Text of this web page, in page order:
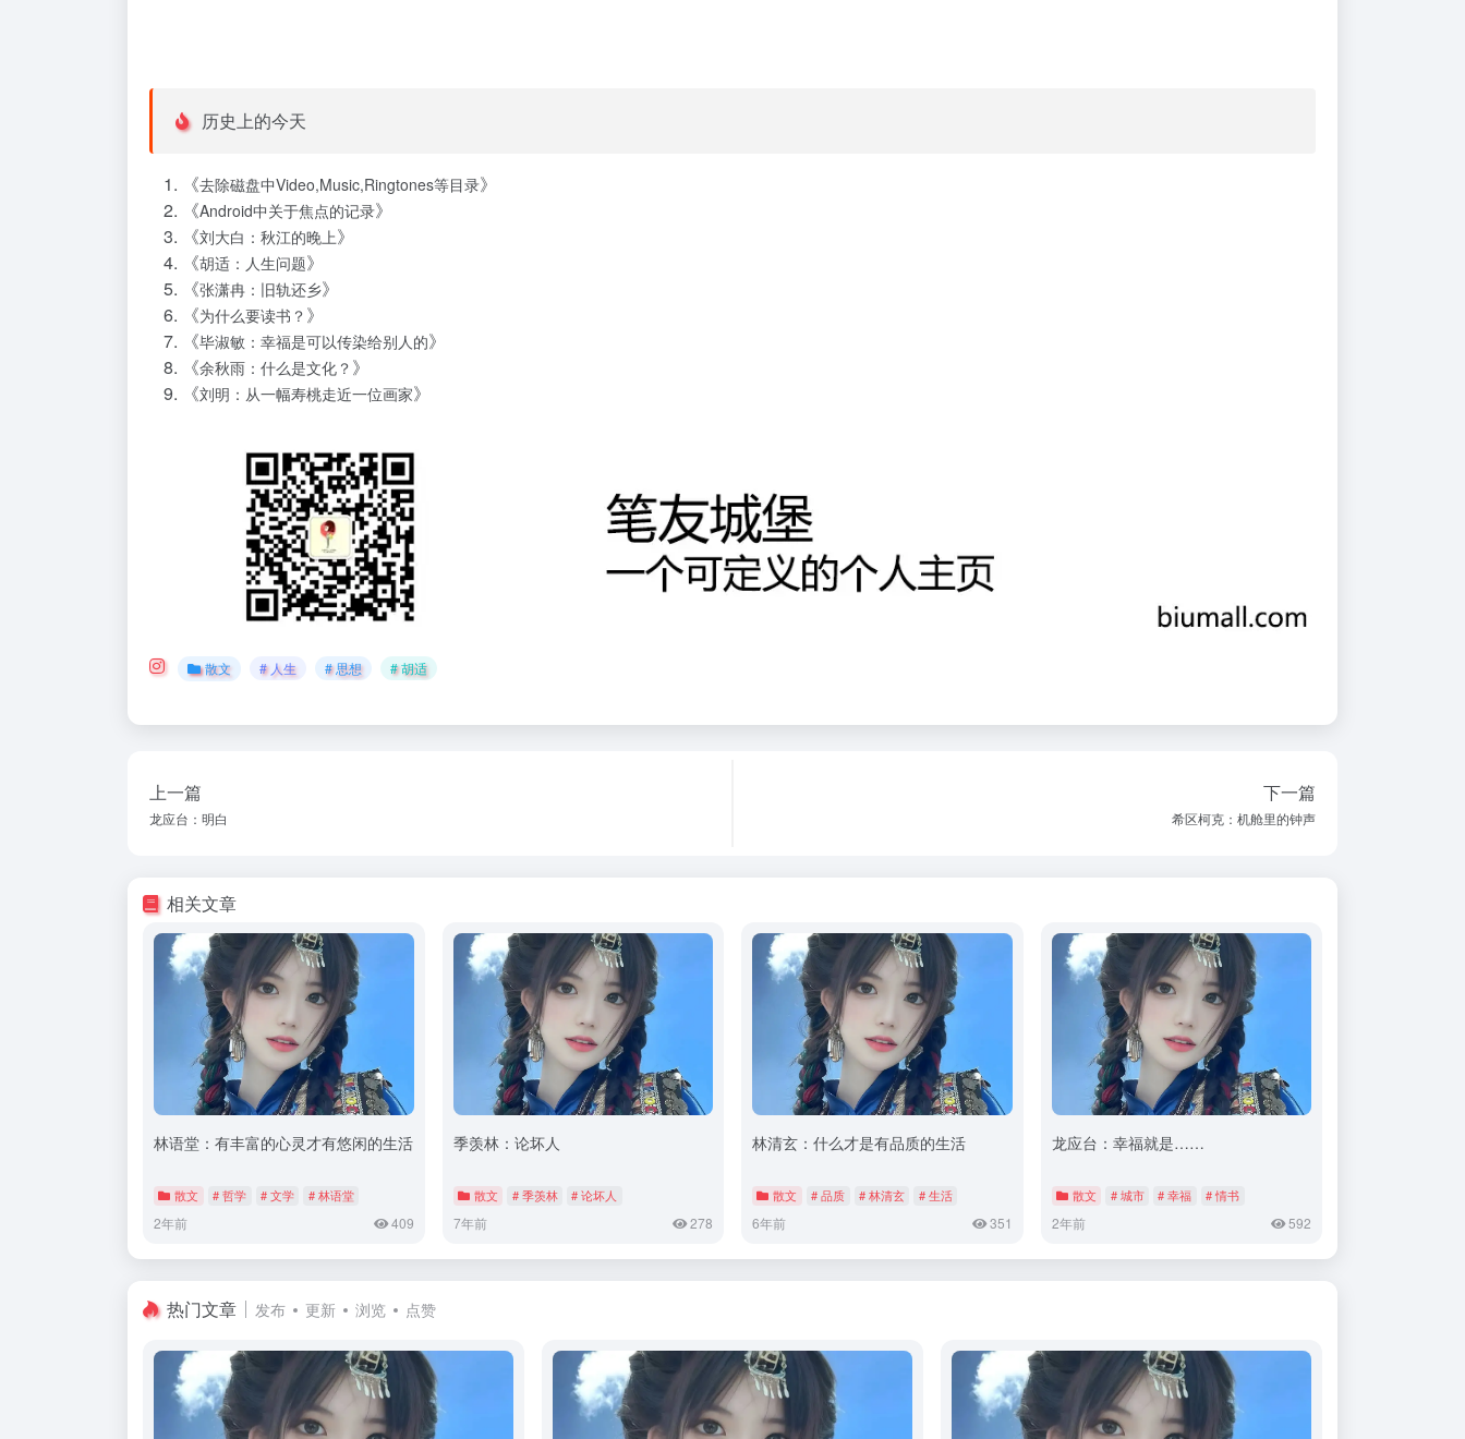
历史上的今天
《去除磁盘中Video,Music,Ringtones等目录》
《Android中关于焦点的记录》
《刘大白：秋江的晚上》
《胡适：人生问题》
《张潇冉：旧轨还乡》
《为什么要读书？ 》
《毕淑敏：幸福是可以传染给别人的》
《余秋雨：什么是文化？ 》
《刘明：从一幅寿桃走近一位画家》
散文 # 人生 # 思想 # 胡适
上一篇
龙应台：明白
下一篇
希区柯克：机舱里的钟声
相关文章
林语堂：有丰富的心灵才有悠闲的生活
散文 # 哲学 # 文学 # 林语堂
2年前 409
季羡林：论坏人
散文 # 季羡林 # 论坏人
7年前 278
林清玄：什么才是有品质的生活
散文 # 品质 # 林清玄 # 生活
6年前 351
龙应台：幸福就是……
散文 # 城市 # 幸福 # 情书
2年前 592
热门文章 发布 更新 浏览 点赞